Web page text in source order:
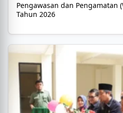
Pengawasan dan Pengamatan
Tahun 2026